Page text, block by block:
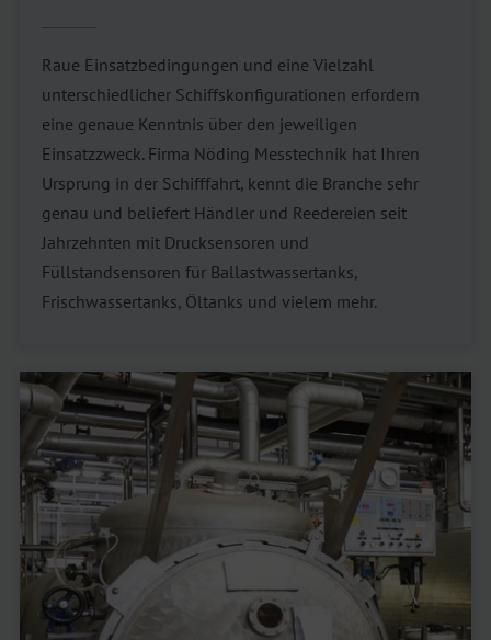
Raue Einsatzbedingungen und eine Vielzahl
unterschiedlicher Schiffskonfigurationen erfordern
eine genaue Kenntnis über den jeweiligen
Einsatzzweck. Firma Nöding Messtechnik hat Ihren
Ursprung in der Schifffahrt, kennt die Branche sehr
genau und beliefert Händler und Reedereien seit
Jahrzehnten mit Drucksensoren und
Füllstandsensoren für Ballastwassertanks,
Frischwassertanks, Öltanks und vielem mehr.